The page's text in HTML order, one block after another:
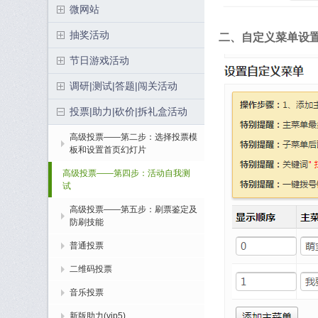
微网站
抽奖活动
节日游戏活动
调研|测试|答题|闯关活动
投票|助力|砍价|拆礼盒活动
高级投票——第二步：选择投票模
板和设置首页幻灯片
高级投票——第四步：活动自我测
试
高级投票——第五步：刷票鉴定及
防刷技能
普通投票
二维码投票
音乐投票
新版助力(vip5)
二、自定义菜单设